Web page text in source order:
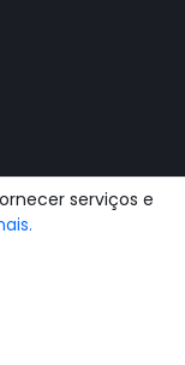
serviços e